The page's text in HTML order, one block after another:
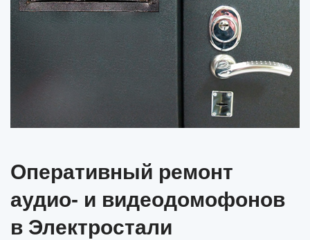
Оперативный ремонт
аудио- и видеодомофонов
в Электростали